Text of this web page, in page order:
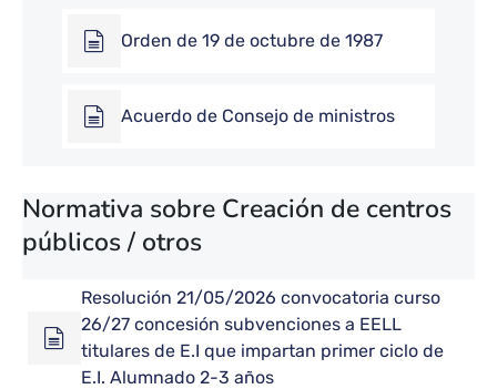
Orden de 19 de octubre de 1987
Acuerdo de Consejo de ministros
Normativa sobre Creación de centros
públicos / otros
Resolución 21/05/2026 convocatoria curso
26/27 concesión subvenciones a EELL
titulares de E.I que impartan primer ciclo de
E.I. Alumnado 2-3 años